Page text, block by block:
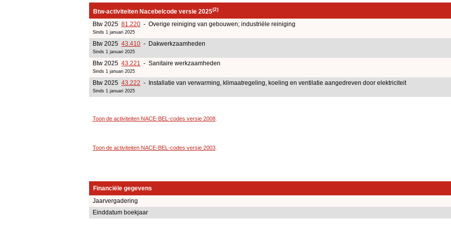
Btw-activiteiten Nacebelcode versie 2025(2)
Btw 2025 81.220 - Overige reiniging van gebouwen; industriële reiniging
Sinds 1 januari 2025
Btw 2025 43.410 - Dakwerkzaamheden
Sinds 1 januari 2025
Btw 2025 43.221 - Sanitaire werkzaamheden
Sinds 1 januari 2025
Btw 2025 43.222 - Installatie van verwarming, klimaatregeling, koeling en ventilatie aangedreven door elektriciteit
Sinds 1 januari 2025
Toon de activiteiten NACE-BEL-codes versie 2008
Toon de activiteiten NACE-BEL-codes versie 2003
Financiële gegevens
Jaarvergadering
Einddatum boekjaar